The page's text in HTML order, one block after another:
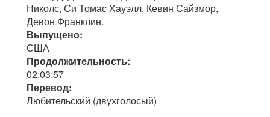
Николс, Си Томас Хауэлл, Кевин Сайзмор,
Девон Франклин.
Выпущено:
США
Продолжительность:
02:03:57
Перевод:
Любительский (двухголосый)